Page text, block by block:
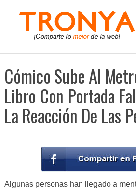
Cómico Sube Al
Libro Con Portada
La Reacción De Las
Algunas personas han llegado a